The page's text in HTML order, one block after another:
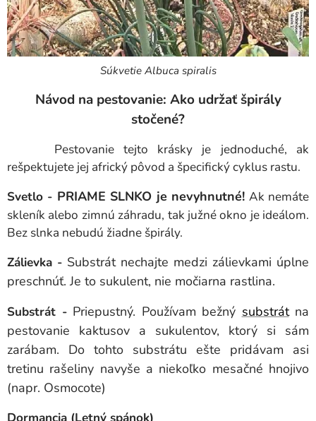
Súkvetie Albuca spiralis
Návod na pestovanie: Ako udržať špirály
stočené?
Pestovanie tejto krásky je jednoduché, ak
rešpektujete jej africký pôvod a špecifický cyklus rastu.
Svetlo - PRIAME SLNKO je nevyhnutné! Ak nemáte
skleník alebo zimnú záhradu, tak južné okno je ideálom.
Bez slnka nebudú žiadne špirály.
Zálievka - Substrát nechajte medzi zálievkami úplne
preschnúť. Je to sukulent, nie močiarna rastlina.
Substrát - Priepustný. Používam bežný substrátna
pestovanie kaktusov a sukulentov, ktorý si sám
zarábam. Do tohto substrátu ešte pridávam asi
tretinu rašeliny navyše a niekoľko mesačné hnojivo
(napr. Osmocote)